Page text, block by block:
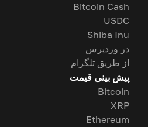
Bitcoin Cash
USDC
Shiba Inu
در وردپرس
از طریق تلگرام
پیش بینی قیمت
Bitcoin
XRP
Ethereum